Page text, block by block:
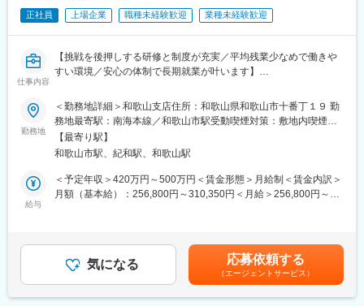
ありますが、営業職などへの変更は想定しておりません。
して諸手続きのご案内や提案業務を行い、徐々に慣れながら、単
独でのご案内や提案活動を目指していただきます。
◎金融商品ご提案の経験をお持ちの方は、これまでのご経験をダ
イレクトに活かしていただくことができます。
◎金融商品ご提案の経験が無くても、配属先でもOJTで提案スキ
ルを身につけていただくことができますので、ご安心ください。
■配属想定先
りそな銀行 各支店
※通勤可能な範囲での店舗の異動はございますが、転居を伴う異動
は想定しておりません。
■働き方：
＼女性が長く働ける環境が整っています！／
・「女性が活躍する会社BEST100」2位※2024年版／「女性が輝
く先進企業」選定！
■スマート社員とは
正社員 上場企業 職種未経験歓迎 業種未経験歓迎
仕事内容
【挑戦を後押しする研修と制度が充実／平均残業少なめで働きや
すい環境／安心の体制で長期就業が叶います】
■業務概要：
かんぽ生命の法人向け保険営業職として、企業経営者や法人のお
客さまに対して、経営リスクの備えや従業員の福利厚生の充実を
サポートする保険商品を提案・販売していただきます。お客さま
の声に耳を傾け、ニーズに応じた最適な保険商品を提供すること
で、企業とその従業員の安心を支え続ける社会的意義のある仕事
です。
・企業経営者との相談・ニーズヒアリング
・保険契約の見直しや更新手続きのサポート
勤務地
＜勤務地詳細＞和歌山支店住所：和歌山県和歌山市十番丁１９ 勤
務地最寄駅：南海本線／和歌山市駅受動喫煙対策：敷地内喫煙可
能場所あり変更の範囲：近畿エリア9か所の支店
【最寄り駅】
和歌山市駅、紀和駅、和歌山駅
給与
＜予定年収＞420万円～500万円＜賃金形態＞月給制＜賃金内訳＞
月額（基本給）：256,800円～310,350円＜月給＞256,800円～
当、都市部に勤務する社員に対する勤務地手当等を支給■詳細は社
内規程に基づき決定します。■昇給：年1回／賞与：年2回賃金は
あくまでも目安の金額であり、選考を通じて上下する可能性があ
ります。月給(月額)は固定手当を含めた表記です。
気になる 応募依頼する
（エージェントサービス）